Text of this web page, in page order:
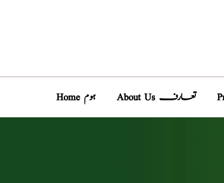
Home ہوم About Us تعارف